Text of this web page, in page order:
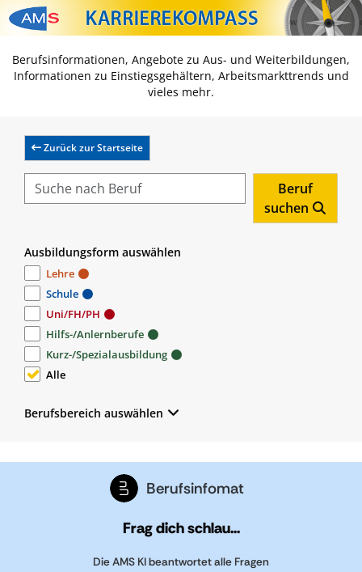
Zum Inhalt springen
Zum Navmenü springen
Zur Suche springen
Zur Footer springen
Berufsinformationen, Angebote zu Aus- und Weiterbildungen,
Informationen zu Einstiegsgehältern, Arbeitsmarkttrends und
vieles mehr.
Zurück zur Startseite
Beruf
suchen
Ausbildungsform auswählen
Lehre
Schule
Uni/FH/PH
Hilfs-/Anlernberufe
Kurz-/Spezialausbildung
Alle
Berufsbereich auswählen
Berufsinfomat
Frag dich schlau...
Die AMS KI beantwortet alle Fragen